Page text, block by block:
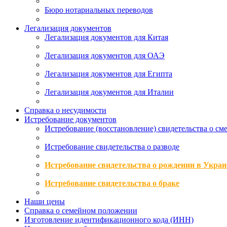
Бюро нотариальных переводов
Легализация документов
Легализация документов для Китая
Легализация документов для ОАЭ
Легализация документов для Египта
Легализация документов для Италии
Справка о несудимости
Истребование документов
Истребование (восстановление) свидетельства о
Истребование свидетельства о разводе
Истребование свидетельства о рождении в
Истребование свидетельства о браке
Наши цены
Справка о семейном положении
Изготовление идентификационного кода (ИНН)